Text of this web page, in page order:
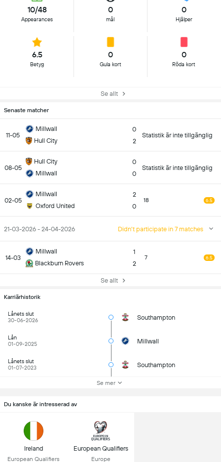
10/48
Appearances
0
mål
0
Hjälper
6.5
Betyg
0
Gula kort
0
Röda kort
Se allt
Senaste matcher
11-05
Millwall
Hull City
0
2
Statistik är inte tillgänglig
08-05
Hull City
Millwall
0
0
Statistik är inte tillgänglig
02-05
Millwall
Oxford United
2
0
18 6.5
21-03-2026 - 24-04-2026 Didn't participate in 7 matches
14-03
Millwall
Blackburn Rovers
1
2
7 6.5
Se allt
Karriärhistorik
Lånets slut
30-06-2026
Southampton
Lån
01-09-2025
Millwall
Lånets slut
01-07-2023
Southampton
Se mer
Du kanske är intresserad av
Ireland
European Qualifiers
European Qualifiers
Europe